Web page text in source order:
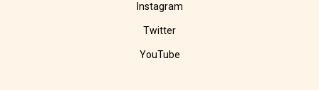
Instagram
Twitter
YouTube